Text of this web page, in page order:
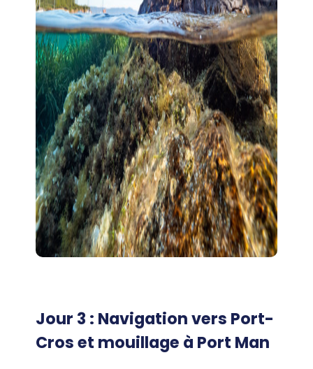
Jour 3 : Navigation vers Port-
Cros et mouillage à Port Man